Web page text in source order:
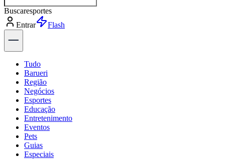
Buscarpolítica
Entrar
Explorar
Tudo
Barueri
Região
Negócios
Esportes
Educação
Entretenimento
Eventos
Pets
Guias
Especiais